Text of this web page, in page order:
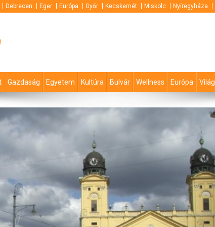
Debrecen Eger Európa Győr Kecskemét Miskolc Nyíregyháza
Gazdaság Egyetem Kultúra Bulvár Wellness Európa Világ